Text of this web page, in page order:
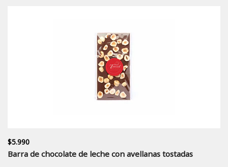
$5.990
Barra de chocolate de leche con avellanas tostadas